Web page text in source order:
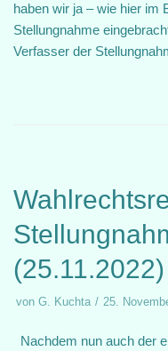
haben wir ja – wie hier im
Stellungnahme
Verfasser der
(25.11.2022)
von G. Kuchta 25.
Nachdem nun auch der